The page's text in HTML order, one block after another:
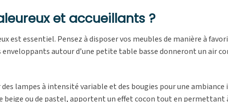
et accueillants ?
est essentiel. Pensez à disposer vos meubles de manière à
autour d’une petite table basse donneront un air
lampes à intensité variable et des bougies pour une
beige ou de pastel, apportent un effet cocon tout en permettant